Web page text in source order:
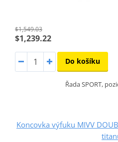
$1,549.03
$1,239.22
Do košíku
Řada SPORT,
Koncovka výfuku MIVV